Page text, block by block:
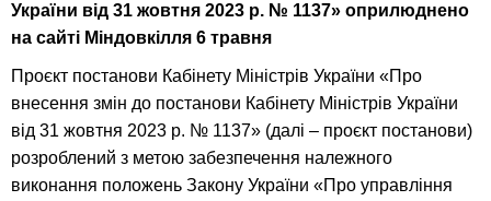
України від 31 жовтня 2023 р. № 1137» оприлюднено
на сайті Міндовкілля 6 травня
Проєкт постанови Кабінету Міністрів України «Про
внесення змін до постанови Кабінету Міністрів України
від 31 жовтня 2023 р. № 1137» (далі – проєкт постанови)
розроблений з метою забезпечення належного
виконання положень Закону України «Про управління